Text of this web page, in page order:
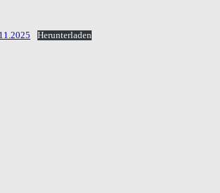
Herunterladen